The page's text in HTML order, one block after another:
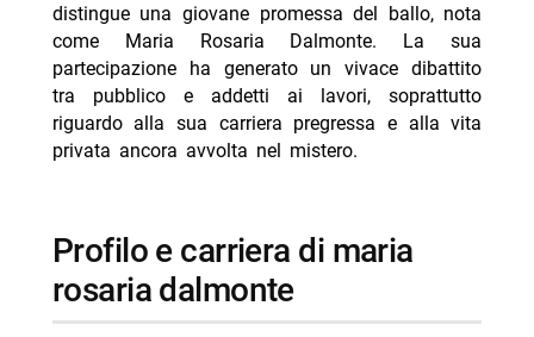
- Marco Bocci 48 anni: compleanno in Spagna con
Chiatti
- Cecilia Rodriguez incinta? Moser scatena i rumors
- Giovanni Grazioso, brioche e fama dopo Temptation
- Michele Riondino moglie Eva Nestori: chi è
distingue una giovane promessa del ballo, nota
come Maria Rosaria Dalmonte. La sua
partecipazione ha generato un vivace dibattito
tra pubblico e addetti ai lavori, soprattutto
riguardo alla sua carriera pregressa e alla vita
privata ancora avvolta nel mistero.
profilo e carriera di maria
rosaria dalmonte